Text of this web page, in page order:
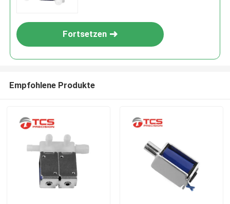
Fortsetzen
Empfohlene Produkte